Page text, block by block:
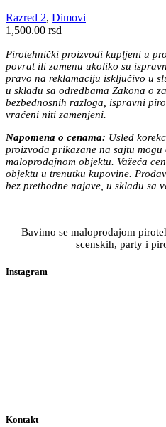
varijanti.
Opcije
biti
izabrane
na
stranici
proizvoda.
Razred 2, Dimovi
1,500.00 rsd
Pirotehnički proizvodi kupljeni u
povrat ili zamenu ukoliko su
pravo na reklamaciju isključivo u
u skladu sa odredbama Zakona o
bezbednosnih razloga, ispravni
vraćeni niti zamenjeni.
Napomena o cenama: Usled
proizvoda prikazane na sajtu mogu
maloprodajnom objektu. Važeća
objektu u trenutku kupovine.
bez prethodne najave, u skladu sa
Bavimo se maloprodajom
scenskih, party i
Instagram
Kontakt